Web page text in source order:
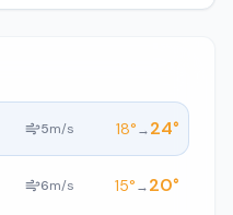
5m/s 18°→24°
6m/s 15°→20°